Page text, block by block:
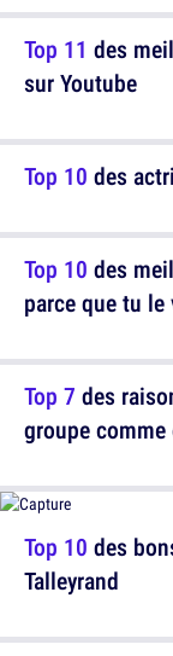
Top 11 des
sur Youtube
Top 10 des
parce que tu le
Top 10 des
Talleyrand
Top 10 des
Top 7 des
groupe